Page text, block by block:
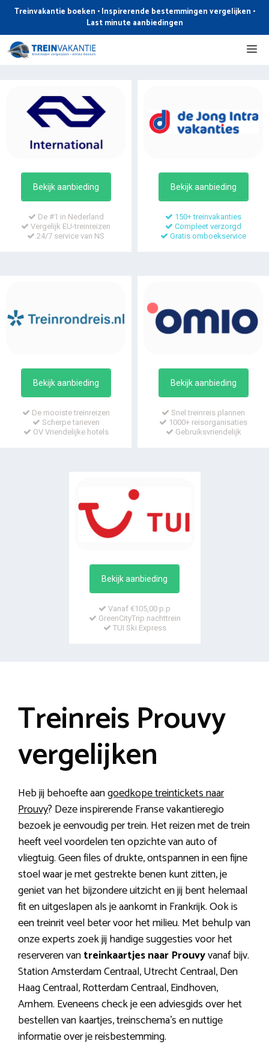
de
inhoud
Treinvakantie boeken • Inspirerende bestemmingen vergelijken •
Last minute aanbiedingen
Bekijk aanbieding
De #1 in Nederland
Vergelijk EU-treinreizen
24/7 service van NS
Bekijk aanbieding
150+ treinvakanties
Compleet verzorgd
Gratis omboekservice
Bekijk aanbieding
De mooiste treinreizen
Scherpe tarieven
OV Vriendelijke hotels
Bekijk aanbieding
Snel treinreis plannen
1000+ reisorganisaties
Gebruiksvriendelijk
Bekijk aanbieding
Vanaf €105,00 p.p
GreenCityTrip nachttrein
TUI Ski Express
Treinreis Prouvy
vergelijken
Heb jij behoefte aangoedkope treintickets naar
Prouvy? Deze inspirerende Franse vakantieregio
bezoek je eenvoudig per trein. Het reizen met de trein
heeft veel voordelen ten opzichte van auto of
vliegtuig. Geen files of drukte, ontspannen in een fijne
stoel waar je met gestrekte benen kunt zitten, je
geniet van het bijzondere uitzicht en jij bent helemaal
fit en uitgeslapen als je aankomt in Frankrijk. Ook is
een treinrit veel beter voor het milieu. Met behulp van
onze experts zoek jij handige suggesties voor het
reserveren vantreinkaartjes naar Prouvyvanaf bijv.
Station Amsterdam Centraal, Utrecht Centraal, Den
Haag Centraal, Rotterdam Centraal, Eindhoven,
Arnhem. Eveneens check je een adviesgids over het
bestellen van kaartjes, treinschema’s en nuttige
informatie over je reisbestemming.